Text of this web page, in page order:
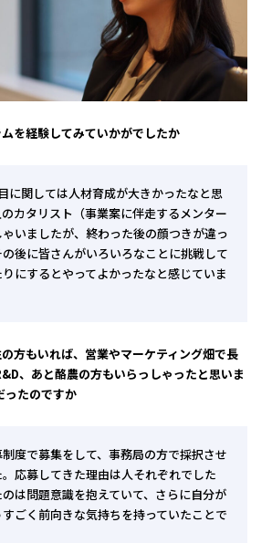
を経験してみていかがでしたか
に関しては人材育成が大きかったなと思
カタリスト（事業案に伴走するメンター
いましたが、終わった後の顔つきが違っ
後に皆さんがいろいろなことに挑戦して
にするとやってよかったなと感じていま
方もいれば、営業やマーケティング畑で長
、あと酪農の方もいらっしゃったと思いま
ったのですか
度で募集をして、事務局の方で採択させ
応募してきた理由は人それぞれでした
は問題意識を抱えていて、さらに自分が
ごく前向きな気持ちを持っていたことで